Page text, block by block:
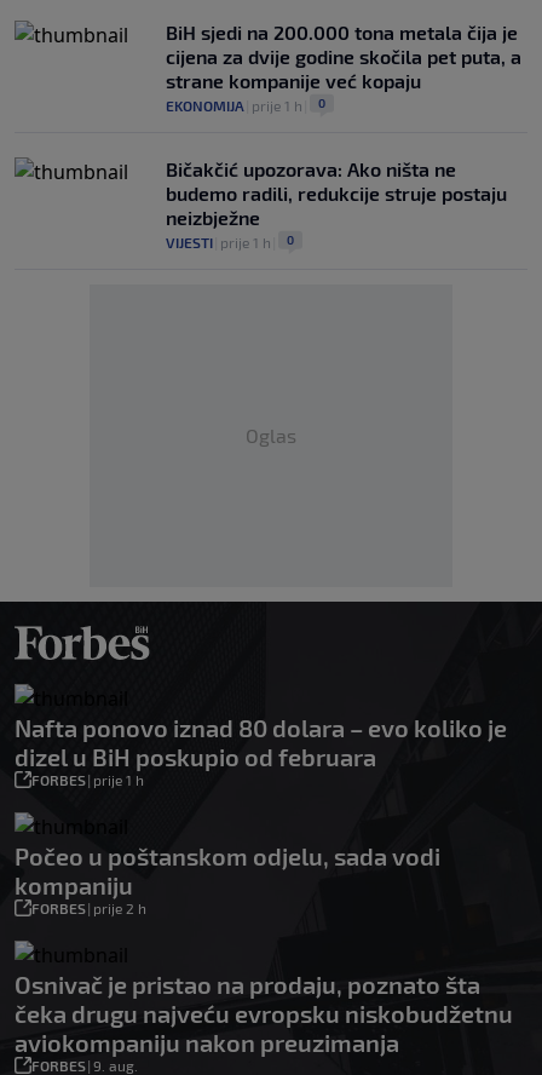
BiH sjedi na 200.000 tona metala čija je
cijena za dvije godine skočila pet puta, a
strane kompanije već kopaju
EKONOMIJA prije 1 h 0
Bičakčić upozorava: Ako ništa ne
budemo radili, redukcije struje postaju
neizbježne
VIJESTI prije 1 h 0
Oglas
Nafta ponovo iznad 80 dolara – evo koliko je
dizel u BiH poskupio od februara
FORBES| prije 1 h
Počeo u poštanskom odjelu, sada vodi
kompaniju
FORBES| prije 2 h
Osnivač je pristao na prodaju, poznato šta
čeka drugu najveću evropsku niskobudžetnu
aviokompaniju nakon preuzimanja
FORBES| 9. aug.